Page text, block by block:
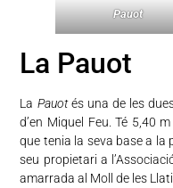
Pauot
La Pauot
La Pauotés una de les
d’en Miquel Feu. Té 5,40
que tenia la seva base a la
seu propietari a
amarrada al Moll de les